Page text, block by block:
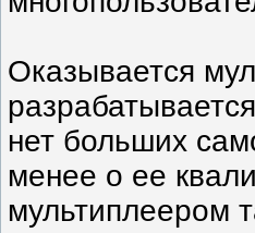
Оказывается
нет больших
менее о ее
мультиплеером